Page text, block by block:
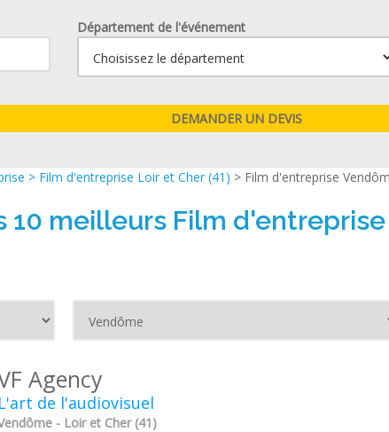
Département de l'événement
> Film d'entreprise Loir et Cher (41) > Film d'entreprise
10 meilleurs Film
Agency
L'art de l'audiovisuel
- Loir et Cher (41)